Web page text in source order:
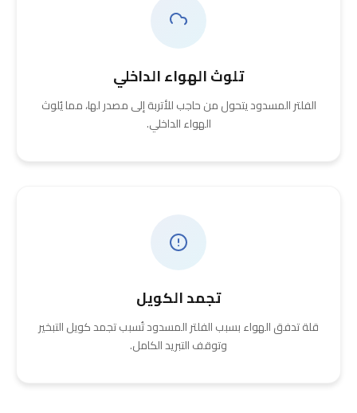
تلوث الهواء الداخلي
الفلتر المسدود يتحول من حاجب للأتربة إلى مصدر لها، مما يُلوث
الهواء الداخلي.
تجمد الكويل
قلة تدفق الهواء بسبب الفلتر المسدود تُسبب تجمد كويل التبخير
وتوقف التبريد الكامل.